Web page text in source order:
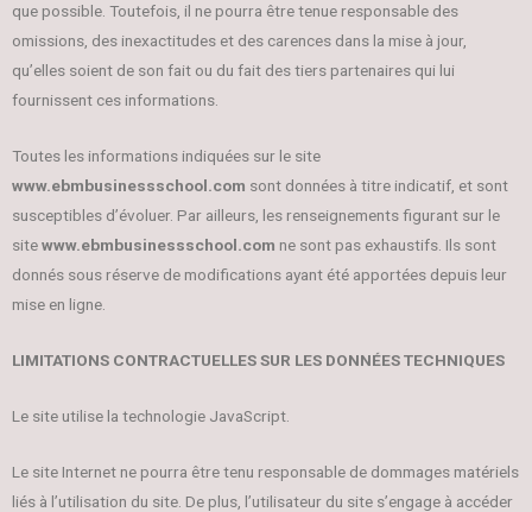
que possible. Toutefois, il ne pourra être tenue responsable des
omissions, des inexactitudes et des carences dans la mise à jour,
qu’elles soient de son fait ou du fait des tiers partenaires qui lui
fournissent ces informations.
Toutes les informations indiquées sur le site
www.ebmbusinessschool.com sont données à titre indicatif, et sont
susceptibles d’évoluer. Par ailleurs, les renseignements figurant sur le
sitewww.ebmbusinessschool.com ne sont pas exhaustifs. Ils sont
donnés sous réserve de modifications ayant été apportées depuis leur
mise en ligne.
LIMITATIONS CONTRACTUELLES SUR LES DONNÉES TECHNIQUES
Le site utilise la technologie JavaScript.
Le site Internet ne pourra être tenu responsable de dommages matériels
liés à l’utilisation du site. De plus, l’utilisateur du site s’engage à accéder